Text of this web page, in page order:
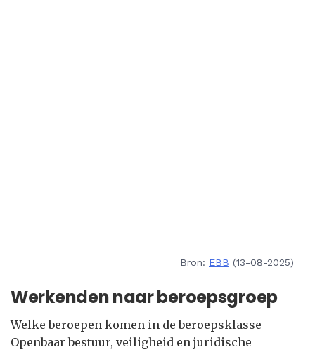
Bron: EBB (13-08-2025)
Werkenden naar beroepsgroep
Welke beroepen komen in de beroepsklasse
Openbaar bestuur, veiligheid en juridische